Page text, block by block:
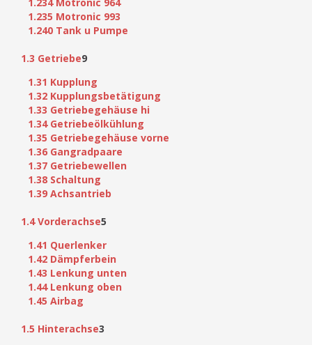
1.235 Motronic 993
1.240 Tank u Pumpe
1.3 Getriebe9
1.31 Kupplung
1.32 Kupplungsbetätigung
1.33 Getriebegehäuse hi
1.34 Getriebeölkühlung
1.35 Getriebegehäuse vorne
1.36 Gangradpaare
1.37 Getriebewellen
1.38 Schaltung
1.39 Achsantrieb
1.4 Vorderachse5
1.41 Querlenker
1.42 Dämpferbein
1.43 Lenkung unten
1.44 Lenkung oben
1.45 Airbag
1.5 Hinterachse3